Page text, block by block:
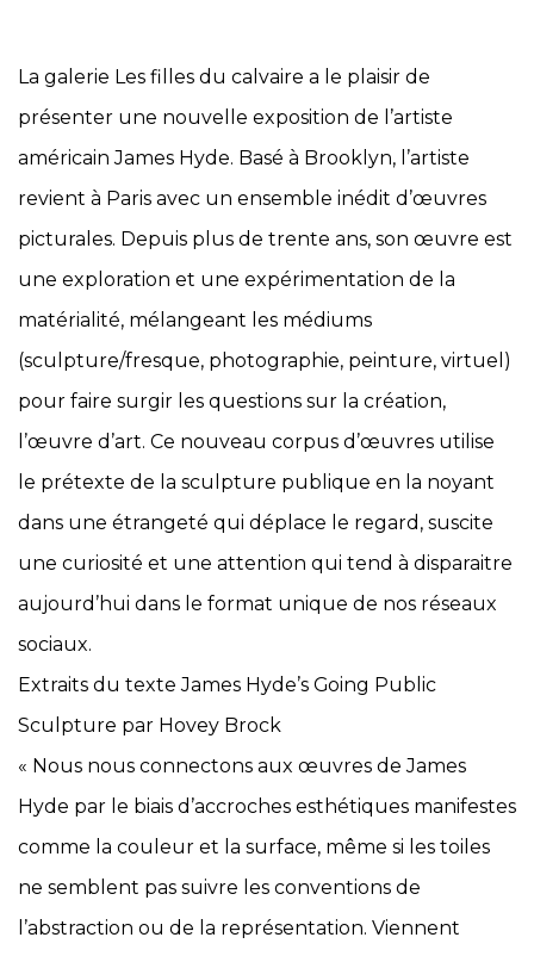
La galerie Les filles du calvaire a le plaisir de
présenter une nouvelle exposition de l’artiste
américain James Hyde. Basé à Brooklyn, l’artiste
revient à Paris avec un ensemble inédit d’œuvres
picturales. Depuis plus de trente ans, son œuvre est
une exploration et une expérimentation de la
matérialité, mélangeant les médiums
(sculpture/fresque, photographie, peinture, virtuel)
pour faire surgir les questions sur la création,
l’œuvre d’art. Ce nouveau corpus d’œuvres utilise
le prétexte de la sculpture publique en la noyant
dans une étrangeté qui déplace le regard, suscite
une curiosité et une attention qui tend à disparaitre
aujourd’hui dans le format unique de nos réseaux
sociaux.
Extraits du texte James Hyde’s Going Public
Sculpture par Hovey Brock
« Nous nous connectons aux œuvres de James
Hyde par le biais d’accroches esthétiques manifestes
comme la couleur et la surface, même si les toiles
ne semblent pas suivre les conventions de
l’abstraction ou de la représentation. Viennent